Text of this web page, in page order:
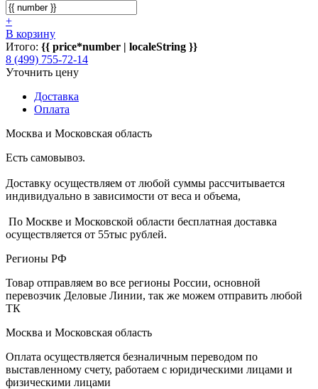
+
В корзину
Итого: {{ price*number | localeString }}
8 (499) 755-72-14
Уточнить цену
Доставка
Оплата
Москва и Московская область
Есть самовывоз.
Доставку осуществляем от любой суммы рассчитывается
индивидуально в зависимости от веса и объема,
По Москве и Московской области бесплатная доставка
осуществляется от 55тыс рублей.
Регионы РФ
Товар отправляем во все регионы России, основной
перевозчик Деловые Линии, так же можем отправить любой
ТК
Москва и Московская область
Оплата осуществляется безналичным переводом по
выставленному счету, работаем с юридическими лицами и
физическими лицами